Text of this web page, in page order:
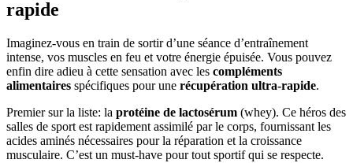
rapide
Imaginez-vous en train de sortir d’une séance d’entraînement
intense, vos muscles en feu et votre énergie épuisée. Vous pouvez
enfin dire adieu à cette sensation avec les compléments
alimentaires spécifiques pour une récupération ultra-rapide.
Premier sur la liste: la protéine de lactosérum (whey). Ce héros des
salles de sport est rapidement assimilé par le corps, fournissant les
acides aminés nécessaires pour la réparation et la croissance
musculaire. C’est un must-have pour tout sportif qui se respecte.